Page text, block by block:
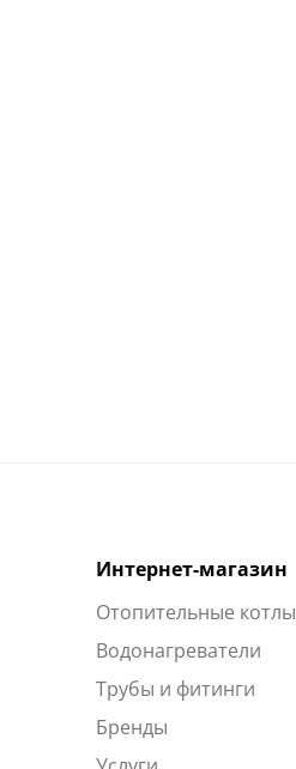
Интернет-магазин
Отопительные котлы
Водонагреватели
Трубы и фитинги
Бренды